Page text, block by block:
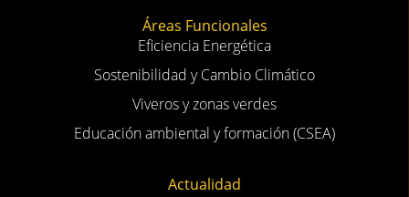
Áreas Funcionales
Eficiencia Energética
Sostenibilidad y Cambio Climático
Viveros y zonas verdes
Educación ambiental y formación (CSEA)
Actualidad